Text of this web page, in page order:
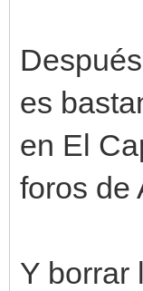
es
en El
foros de
Y borrar